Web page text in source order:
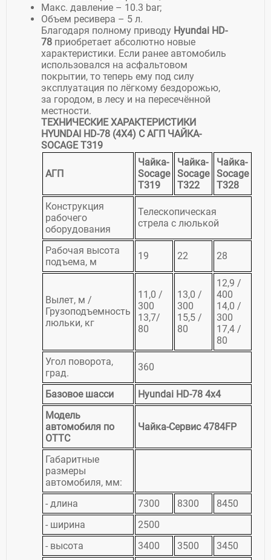
Макс. давление – 10.3 bar;
Объем ресивера – 5 л.
Благодаря полному приводу Hyundai HD-
78 приобретает абсолютно новые
характеристики. Если ранее автомобиль
использовался на асфальтовом
покрытии, то теперь ему под силу
эксплуатация по лёгкому бездорожью,
за городом, в лесу и на пересечённой
местности.
ТЕХНИЧЕСКИЕ ХАРАКТЕРИСТИКИ
HYUNDAI HD-78 (4X4) C АГП ЧАЙКА-
SOCAGE T319
АГП
Чайка-
Socage
T319
Чайка-
Socage
T322
Чайка-
Socage
T328
Конструкция
рабочего
оборудования
Телескопическая
стрела с люлькой
Рабочая высота
подъема, м
19 22 28
Вылет, м /
Грузоподъемность
люльки, кг
11,0 /
300
13,7/
80
13,0 /
300
15,5 /
80
12,9 /
400
14,0 /
300
17,4 /
80
Угол поворота,
град.
360
Базовое шасси
Hyundai HD-78 4х4
Модель
автомобиля по
ОТТС
Чайка-Сервис 4784FP
Габаритные
размеры
автомобиля, мм:
- длина
7300 8300
8450
- ширина
2500
- высота
3400 3500
3450